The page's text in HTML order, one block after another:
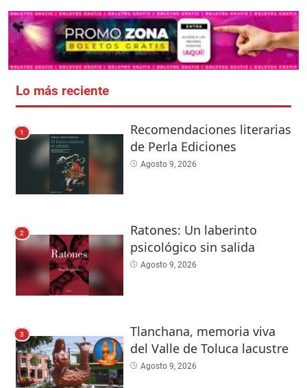
Lo más reciente
1
Recomendaciones literarias
de Perla Ediciones
Agosto 9, 2026
2
Ratones: Un laberinto
psicológico sin salida
Agosto 9, 2026
3
Tlanchana, memoria viva
del Valle de Toluca lacustre
Agosto 9, 2026